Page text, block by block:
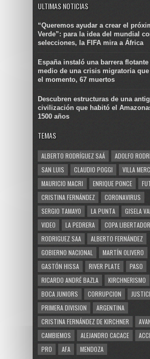
ULTIMAS NOTICIAS
“Queremos ayudar a crear el
Verde”: para la idea del mundial
selecciones, la FIFA mira a África
España instaló una barrera flotante
medio de una crisis migratoria que
el momento, 67 muertos
Descubren estructuras de una
civilización que habitó el
1500 años
TEMAS
ALBERTO RODRÍGUEZ SAÁ
ADOLFO
SAN LUIS
CLAUDIO POGGI
VILLA
MAURICIO MACRI
ENRIQUE PONCE
CRISTINA FERNÁNDEZ
CORONAVIRUS
SERGIO TAMAYO
LA PUNTA
GISELA
VIDEO
LA PEDRERA
COPA
RODRIGUEZ SAA
ALBERTO FERNÁNDEZ
GOBIERNO NACIONAL
MARTÍN OLIVERO
GASTÓN HISSA
RIVER PLATE
PASO
RICARDO ANDRÉ BAZLA
KIRCHNERISMO
BOCA JUNIORS
CORRUPCION
PRIMERA DIVISION
ARGENTINA
CRISTINA FERNÁNDEZ DE KIRCHNER
CAMBIEMOS
ALEJANDRO CACACE
PRO
AFA MENDOZA